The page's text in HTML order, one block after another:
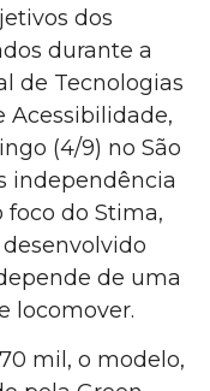
dos
durante a
de Tecnologias
Acessibilidade,
(4/9) no São
independência
foco do Stima,
de uma
locomover.
mil, o modelo,